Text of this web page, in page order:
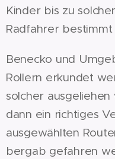
Kinder bis zu
Radfahrer bestimmt
Benecko und
Rollern erkundet
solcher
dann ein richtiges
ausgewählten
bergab gefahren